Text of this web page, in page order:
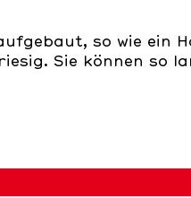
so wie ein
Sie können so